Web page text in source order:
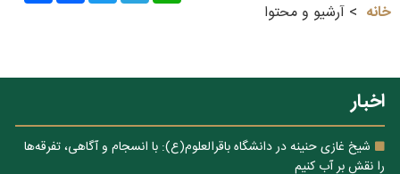
خانه
آرشیو و محتوا
اخبار
شیخ غازی حنینه در دانشگاه باقرالعلوم(ع): با انسجام و آگاهی، تفرقه‌ها
را نقش بر آب کنیم